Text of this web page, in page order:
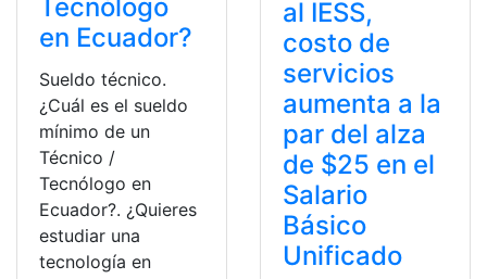
Tecnólogo
en Ecuador?
Sueldo técnico.
¿Cuál es el sueldo
mínimo de un
Técnico /
Tecnólogo en
Ecuador?. ¿Quieres
estudiar una
tecnología en
al IESS,
costo de
servicios
aumenta a la
par del alza
de $25 en el
Salario
Básico
Unificado